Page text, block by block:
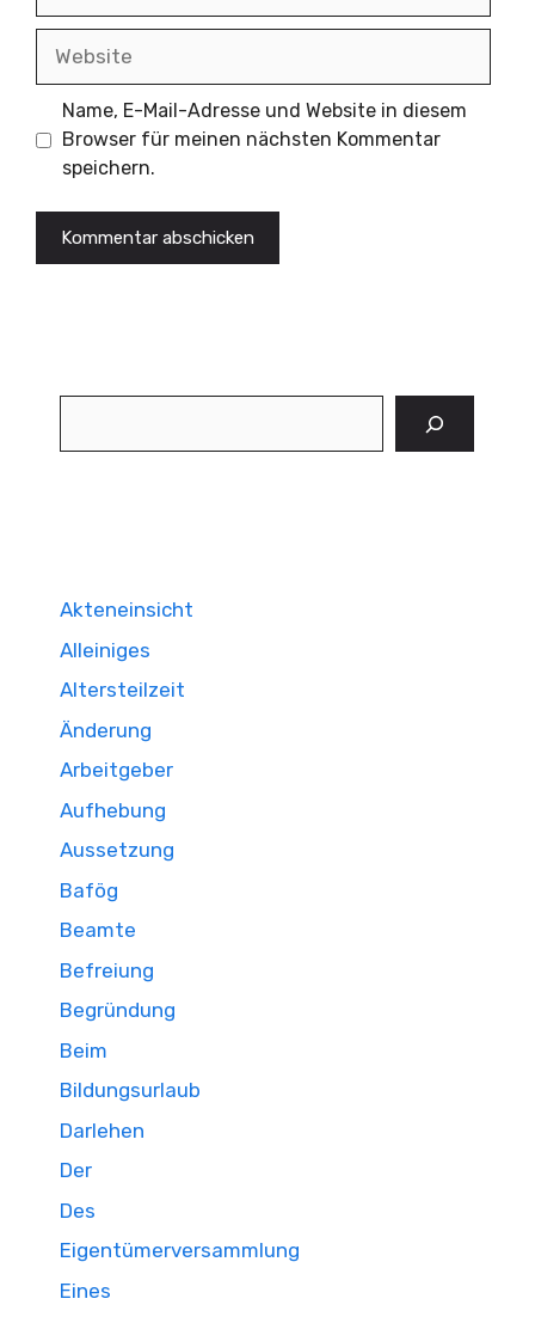
Name, E-Mail-Adresse und Website in diesem
Browser für meinen nächsten Kommentar
speichern.
Akteneinsicht
Alleiniges
Altersteilzeit
Änderung
Arbeitgeber
Aufhebung
Aussetzung
Bafög
Beamte
Befreiung
Begründung
Beim
Bildungsurlaub
Darlehen
Der
Des
Eigentümerversammlung
Eines